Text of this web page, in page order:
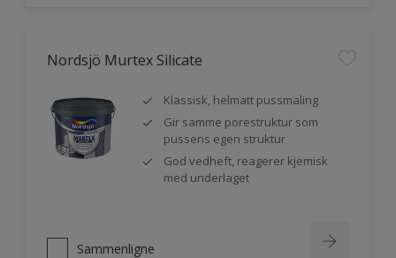
Nordsjö Murtex Silicate
Klassisk, helmatt pussmaling
Gir samme porestruktur som
pussens egen struktur
God vedheft, reagerer kjemisk
med underlaget
Sammenligne